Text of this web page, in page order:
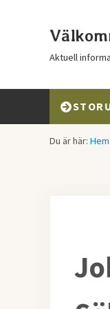
Aktuell
Du är här: Hem